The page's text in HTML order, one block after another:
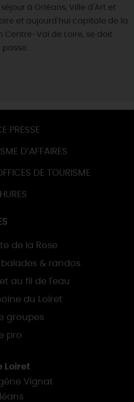
à Orléans, Ville d'Art et
et aujourd'hui capitale de la
Centre-Val de Loire, se doit
PRESSE
D’AFFAIRES
DE TOURISME
de la Rose
balades & randos
au fil de l'eau
du Loiret
groupes
pro
Loiret
Vignat